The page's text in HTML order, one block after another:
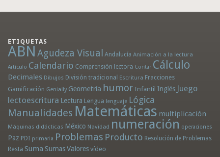
ETIQUETAS
ABN Agudeza Visual Andalucía Animación a la lectura
Artículo Calendario Comprensión lectora Contar Cálculo
Decimales Dibujos División tradicional Escritura Fracciones
Gamificación Genially Geometría humor Infantil Inglés Juego
lectoescritura Lectura Lengua lenguaje Lógica
Manualidades Matemáticas multiplicación
Máquinas didácticas México Navidad numeración operaciones
Paz PDI primaria Problemas Producto Resolución de Problemas
Resta Suma Sumas Valores vídeo